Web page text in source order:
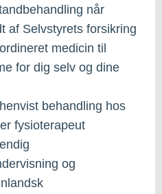
når
af Selvstyrets forsikring
medicin til
for dig selv og dine
behandling hos
fysioterapeut
og